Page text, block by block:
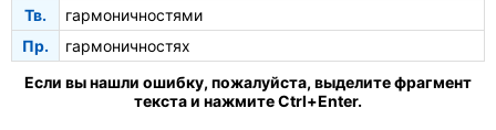
Тв.
гармоничностями
Пр.
гармоничностях
Если вы нашли ошибку, пожалуйста, выделите фрагмент
текста и нажмите Ctrl+Enter.